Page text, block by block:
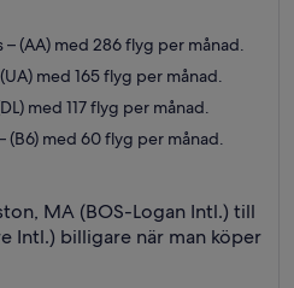
– (AA) med 286 flyg per månad.
med 165 flyg per månad.
med 117 flyg per månad.
(B6) med 60 flyg per månad.
MA (BOS-Logan Intl.) till
Intl.) billigare när man köper